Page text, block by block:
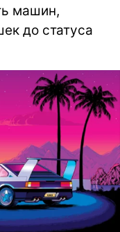
машин,
до статуса